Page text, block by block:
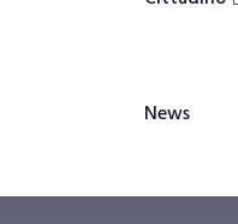
News